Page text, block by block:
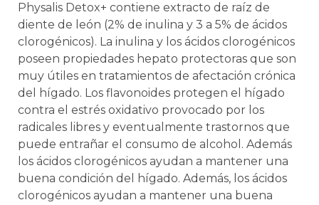
Physalis Detox+ contiene extracto de raíz de
diente de león (2% de inulina y 3 a 5% de ácidos
clorogénicos). La inulina y los ácidos clorogénicos
poseen propiedades hepato protectoras que son
muy útiles en tratamientos de afectación crónica
del hígado. Los flavonoides protegen el hígado
contra el estrés oxidativo provocado por los
radicales libres y eventualmente trastornos que
puede entrañar el consumo de alcohol. Además
los ácidos clorogénicos ayudan a mantener una
buena condición del hígado. Además, los ácidos
clorogénicos ayudan a mantener una buena